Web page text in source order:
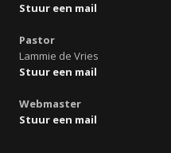
Stuur een mail
Pastor
Lammie de Vries
Stuur een mail
Webmaster
Stuur een mail